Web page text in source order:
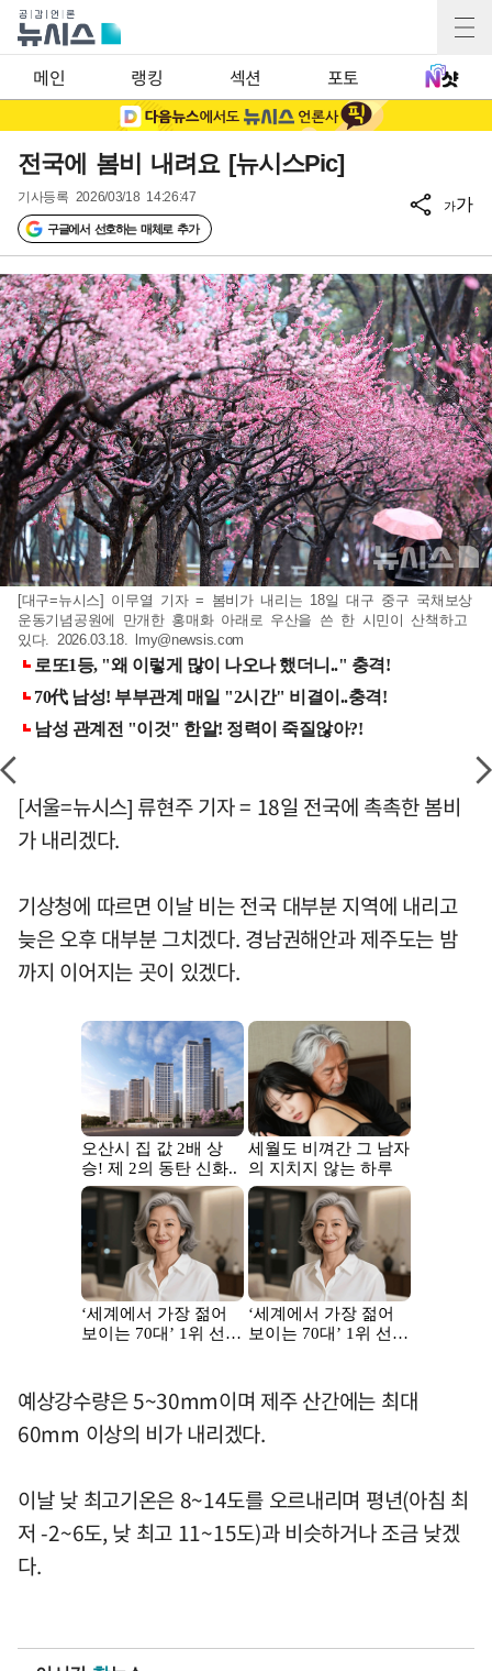
메인 랭킹 섹션 포토
전국에 봄비 내려요 [뉴시스Pic]
기사등록 2026/03/18 14:26:47
구글에서 선호하는 매체로 추가
가가
[대구=뉴시스] 이무열 기자 = 봄비가 내리는 18일 대구 중구 국채보상
운동기념공원에 만개한 홍매화 아래로 우산을 쓴 한 시민이 산책하고
있다. 2026.03.18. lmy@newsis.com
[서울=뉴시스] 류현주 기자 = 18일 전국에 촉촉한 봄비
가 내리겠다.
기상청에 따르면 이날 비는 전국 대부분 지역에 내리고
늦은 오후 대부분 그치겠다. 경남권해안과 제주도는 밤
까지 이어지는 곳이 있겠다.
예상강수량은 5~30mm이며 제주 산간에는 최대
60mm 이상의 비가 내리겠다.
이날 낮 최고기온은 8~14도를 오르내리며 평년(아침 최
저 -2~6도, 낮 최고 11~15도)과 비슷하거나 조금 낮겠
다.